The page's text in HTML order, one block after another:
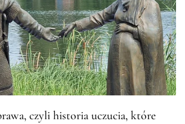
czyli historia uczucia, które